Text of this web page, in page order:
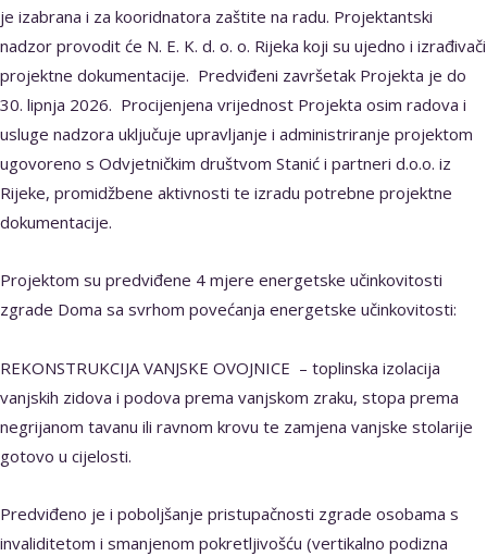
je izabrana i za kooridnatora zaštite na radu. Projektantski
nadzor provodit će N. E. K. d. o. o. Rijeka koji su ujedno i izrađivači
projektne dokumentacije. Predviđeni završetak Projekta je do
30. lipnja 2026. Procijenjena vrijednost Projekta osim radova i
usluge nadzora uključuje upravljanje i administriranje projektom
ugovoreno s Odvjetničkim društvom Stanić i partneri d.o.o. iz
Rijeke, promidžbene aktivnosti te izradu potrebne projektne
dokumentacije.
Projektom su predviđene 4 mjere energetske učinkovitosti
zgrade Doma sa svrhom povećanja energetske učinkovitosti:
REKONSTRUKCIJA VANJSKE OVOJNICE – toplinska izolacija
vanjskih zidova i podova prema vanjskom zraku, stopa prema
negrijanom tavanu ili ravnom krovu te zamjena vanjske stolarije
gotovo u cijelosti.
Predviđeno je i poboljšanje pristupačnosti zgrade osobama s
invaliditetom i smanjenom pokretljivošću (vertikalno podizna